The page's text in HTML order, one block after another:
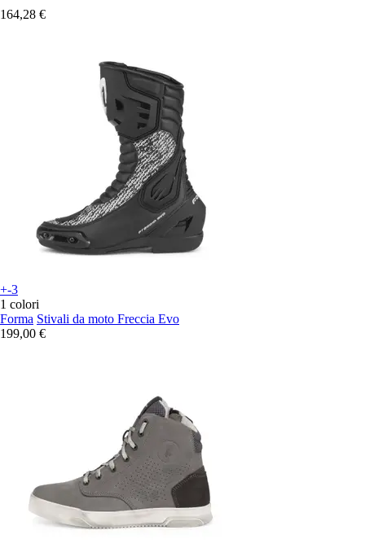
164,28 €
+-3
1 colori
Forma Stivali da moto Freccia Evo
199,00 €